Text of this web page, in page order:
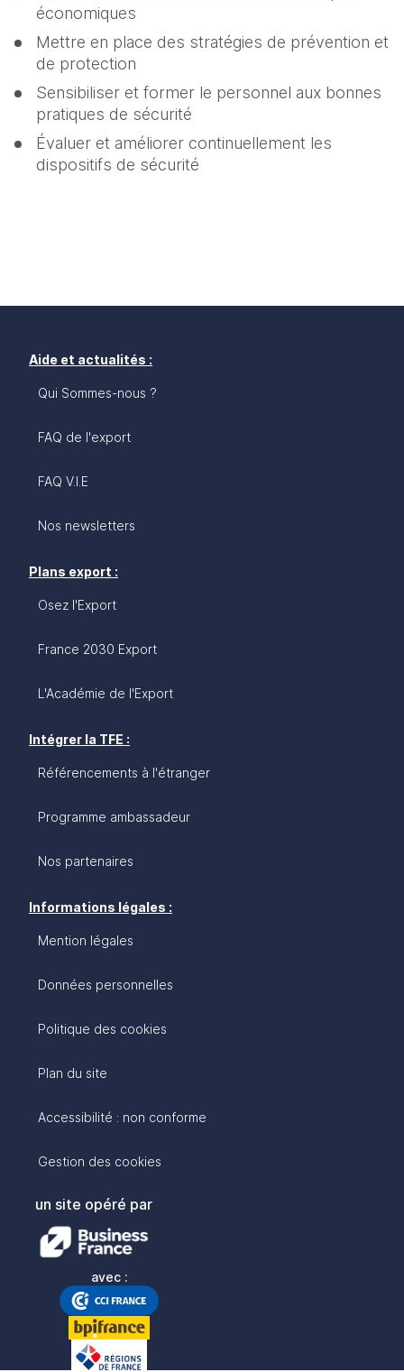
économiques
Mettre en place des stratégies de prévention et
de protection
Sensibiliser et former le personnel aux bonnes
pratiques de sécurité
Évaluer et améliorer continuellement les
dispositifs de sécurité
Aide et actualités :
Qui Sommes-nous ?
FAQ de l'export
FAQ V.I.E
Nos newsletters
Plans export :
Osez l'Export
France 2030 Export
L'Académie de l'Export
Intégrer la TFE :
Référencements à l'étranger
Programme ambassadeur
Nos partenaires
Informations légales :
Mention légales
Données personnelles
Politique des cookies
Plan du site
Accessibilité : non conforme
Gestion des cookies
un site opéré par
avec :